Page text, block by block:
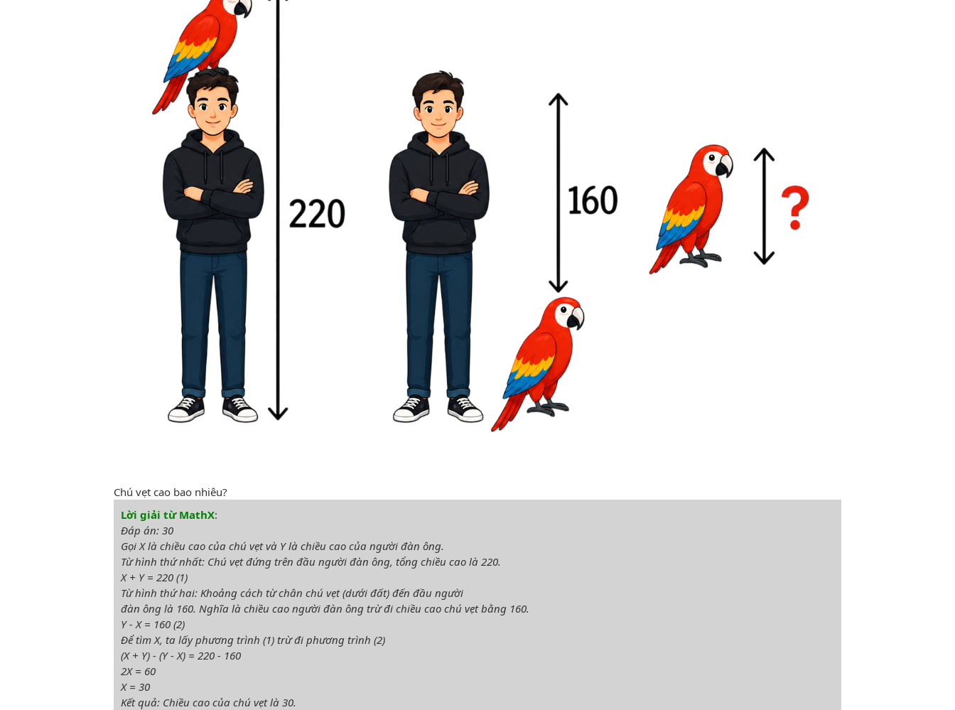
Chú vẹt cao bao nhiêu?
Lời giải từ MathX:
Đáp án: 30
Gọi X là chiều cao của chú vẹt và Y là chiều cao của người đàn ông.
Từ hình thứ nhất: Chú vẹt đứng trên đầu người đàn ông, tổng chiều cao là 220.
X + Y = 220 (1)
Từ hình thứ hai: Khoảng cách từ chân chú vẹt (dưới đất) đến đầu người
đàn ông là 160. Nghĩa là chiều cao người đàn ông trừ đi chiều cao chú vẹt bằng 160.
Y - X = 160 (2)
Để tìm X, ta lấy phương trình (1) trừ đi phương trình (2)
(X + Y) - (Y - X) = 220 - 160
2X = 60
X = 30
Kết quả: Chiều cao của chú vẹt là 30.